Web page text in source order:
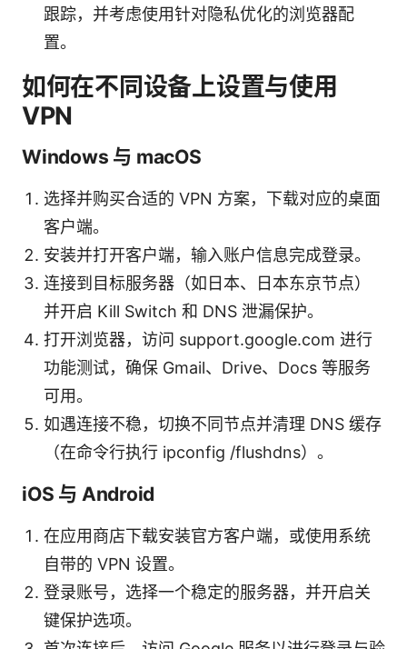
跟踪，并考虑使用针对隐私优化的浏览器配
置。
如何在不同设备上设置与使用
VPN
Windows 与 macOS
选择并购买合适的 VPN 方案，下载对应的桌面
客户端。
安装并打开客户端，输入账户信息完成登录。
连接到目标服务器（如日本、日本东京节点）
并开启 Kill Switch 和 DNS 泄漏保护。
打开浏览器，访问 support.google.com 进行
功能测试，确保 Gmail、Drive、Docs 等服务
可用。
如遇连接不稳，切换不同节点并清理 DNS 缓存
（在命令行执行 ipconfig /flushdns）。
iOS 与 Android
在应用商店下载安装官方客户端，或使用系统
自带的 VPN 设置。
登录账号，选择一个稳定的服务器，并开启关
键保护选项。